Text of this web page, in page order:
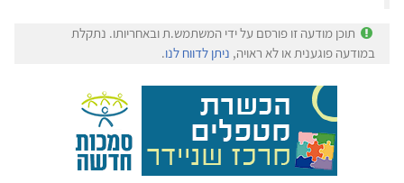
תוכן מודעה זו פורסם על ידי המשתמש.ת ובאחריותו. נתקלת
במודעה פוגענית או לא ראויה, ניתן לדווח לנו.